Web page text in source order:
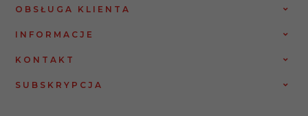
OBSŁUGA KLIENTA
INFORMACJE
KONTAKT
SUBSKRYPCJA